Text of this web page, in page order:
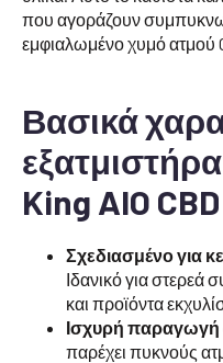
που αγοράζουν
εμφιαλωμένο χυμό ατμού
Βασικά
King AIO CBD
Σχεδιασμένο για
Ιδανικό για
και προϊόντα
Ισχυρή παραγωγή
παρέχει πυκνούς